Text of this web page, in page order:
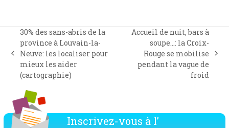
previous
post:
30% des sans-abris de la
province à Louvain-la-
Neuve: les localiser pour
mieux les aider
(cartographie)
next
post:
Accueil de nuit, bars à
soupe…: la Croix-
Rouge se mobilise
pendant la vague de
froid
Inscrivez-vous à l’